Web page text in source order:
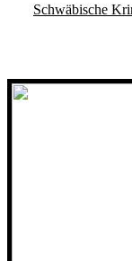
Schwäbische